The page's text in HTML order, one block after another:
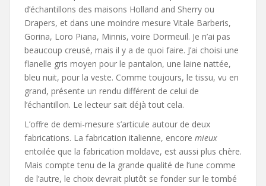
d’échantillons des maisons Holland and Sherry ou
Drapers, et dans une moindre mesure Vitale Barberis,
Gorina, Loro Piana, Minnis, voire Dormeuil. Je n’ai pas
beaucoup creusé, mais il y a de quoi faire. J’ai choisi une
flanelle gris moyen pour le pantalon, une laine nattée,
bleu nuit, pour la veste. Comme toujours, le tissu, vu en
grand, présente un rendu différent de celui de
l’échantillon. Le lecteur sait déjà tout cela.
L’offre de demi-mesure s’articule autour de deux
fabrications. La fabrication italienne, encore mieux
entoilée que la fabrication moldave, est aussi plus chère.
Mais compte tenu de la grande qualité de l’une comme
de l’autre, le choix devrait plutôt se fonder sur le tombé